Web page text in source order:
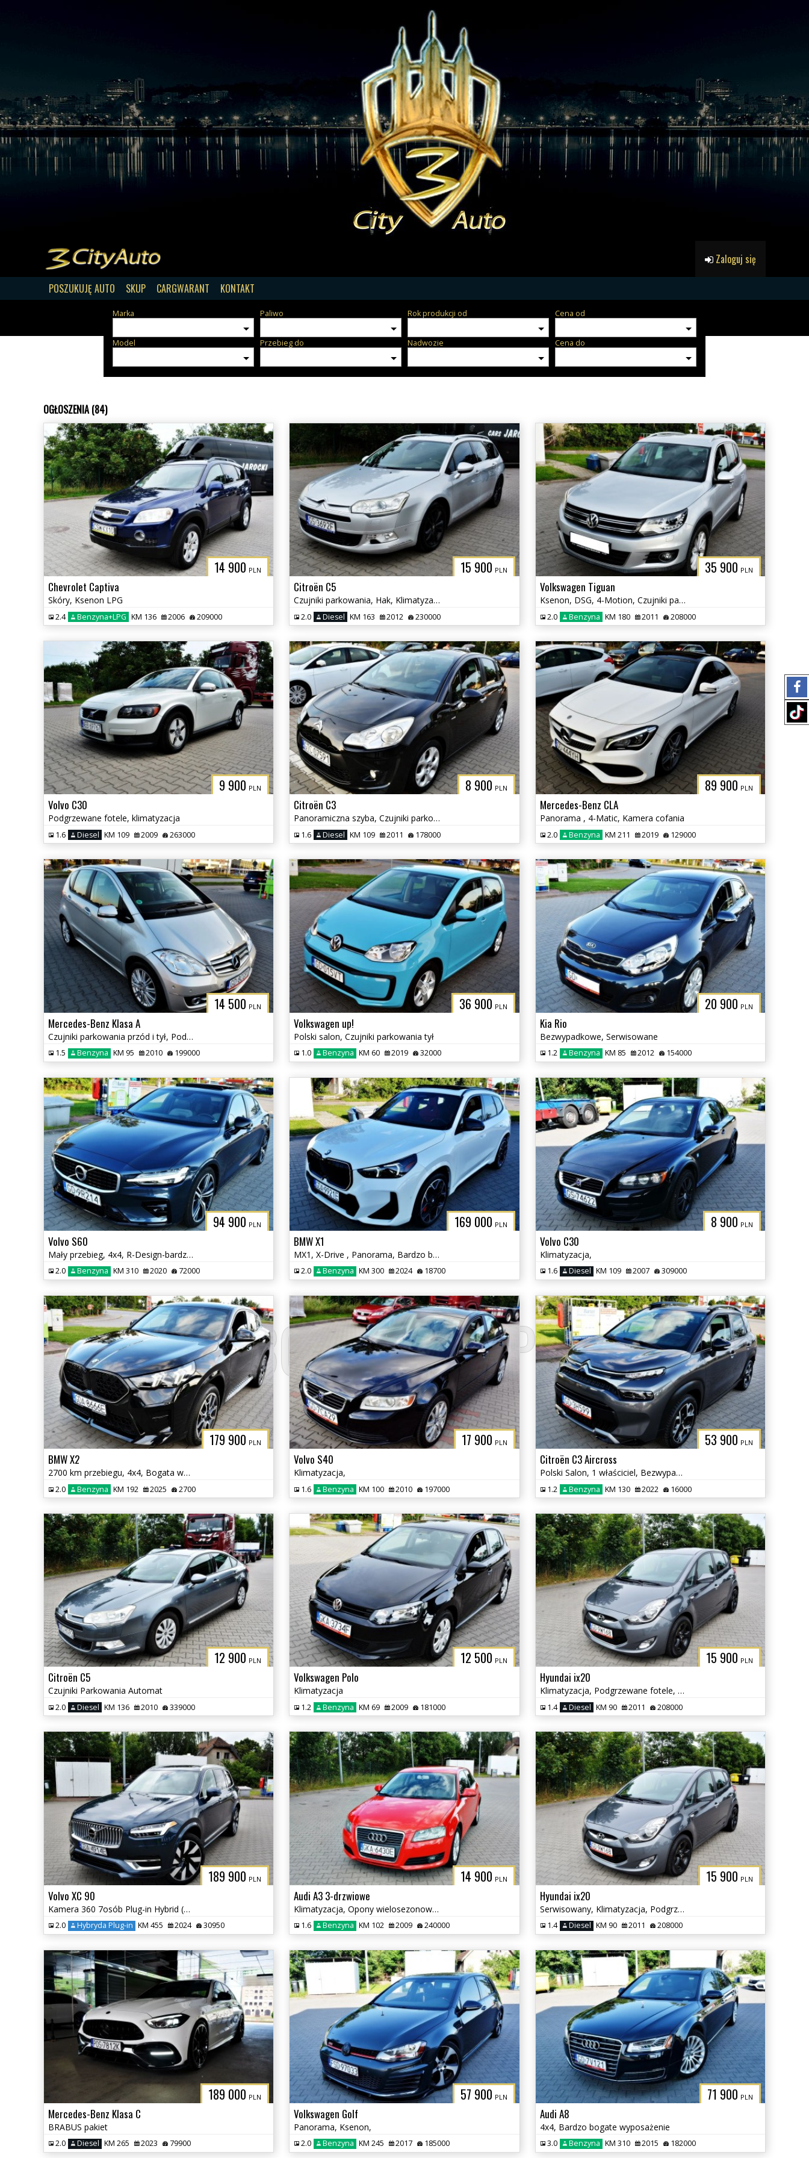
Zaloguj się
POSZUKUJĘ AUTO SKUP CARGWARANT KONTAKT
Marka Paliwo Rok produkcji od Cena od
Model Przebieg do Nadwozie Cena do
OGŁOSZENIA (84)
14 900 PLN
Chevrolet Captiva
Skóry, Ksenon LPG
2.4 Benzyna+LPG KM 136 2006 209000
15 900 PLN
Citroën C5
Czujniki parkowania, Hak, Klimatyzacja
2.0 Diesel KM 163 2012 230000
35 900 PLN
Volkswagen Tiguan
Ksenon, DSG, 4-Motion, Czujniki parkowania tył, Klimatyzacja, Hak
2.0 Benzyna KM 180 2011 208000
9 900 PLN
Volvo C30
Podgrzewane fotele, klimatyzacja
1.6 Diesel KM 109 2009 263000
8 900 PLN
Citroën C3
Panoramiczna szyba, Czujniki parkowania, Klimatyzacja
1.6 Diesel KM 109 2011 178000
89 900 PLN
Mercedes-Benz CLA
Panorama , 4-Matic, Kamera cofania
2.0 Benzyna KM 211 2019 129000
14 500 PLN
Mercedes-Benz Klasa A
Czujniki parkowania przód i tył, Podgrzewane fotele
1.5 Benzyna KM 95 2010 199000
36 900 PLN
Volkswagen up!
Polski salon, Czujniki parkowania tył
1.0 Benzyna KM 60 2019 32000
20 900 PLN
Kia Rio
Bezwypadkowe, Serwisowane
1.2 Benzyna KM 85 2012 154000
94 900 PLN
Volvo S60
Mały przebieg, 4x4, R-Design-bardzo bogate wyposażenie
2.0 Benzyna KM 310 2020 72000
169 000 PLN
BMW X1
MX1, X-Drive , Panorama, Bardzo bogate wyposażenie
2.0 Benzyna KM 300 2024 18700
8 900 PLN
Volvo C30
Klimatyzacja,
1.6 Diesel KM 109 2007 309000
179 900 PLN
BMW X2
2700 km przebiegu, 4x4, Bogata wersja
2.0 Benzyna KM 192 2025 2700
17 900 PLN
Volvo S40
Klimatyzacja,
1.6 Benzyna KM 100 2010 197000
53 900 PLN
Citroën C3 Aircross
Polski Salon, 1 właściciel, Bezwypadkowy
1.2 Benzyna KM 130 2022 16000
12 900 PLN
Citroën C5
Czujniki Parkowania Automat
2.0 Diesel KM 136 2010 339000
12 500 PLN
Volkswagen Polo
Klimatyzacja
1.2 Benzyna KM 69 2009 181000
15 900 PLN
Hyundai ix20
Klimatyzacja, Podgrzewane fotele, Serwisowany
1.4 Diesel KM 90 2011 208000
189 900 PLN
Volvo XC 90
Kamera 360 7osób Plug-in Hybrid (Recharge) Elektryczna Klapa
2.0 Hybryda Plug-in KM 455 2024 30950
14 900 PLN
Audi A3 3-drzwiowe
Klimatyzacja, Opony wielosezonowe, Czujniki parkowania tył
1.6 Benzyna KM 102 2009 240000
15 900 PLN
Hyundai ix20
Serwisowany, Klimatyzacja, Podgrzewane fotele
1.4 Diesel KM 90 2011 208000
189 000 PLN
Mercedes-Benz Klasa C
BRABUS pakiet
2.0 Diesel KM 265 2023 79900
57 900 PLN
Volkswagen Golf
Panorama, Ksenon,
2.0 Benzyna KM 245 2017 185000
71 900 PLN
Audi A8
4x4, Bardzo bogate wyposażenie
3.0 Benzyna KM 310 2015 182000
3CITYAUTO.PL